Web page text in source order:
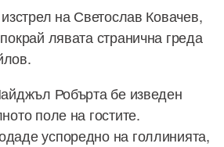
на Светослав Ковачев,
лявата странична греда
Робърта бе изведен
поле на гостите.
успоредно на голлинията,